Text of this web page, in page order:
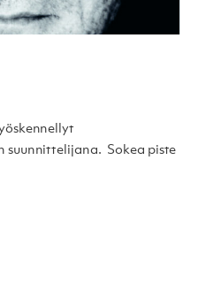
suunnittelijana. Sokea piste